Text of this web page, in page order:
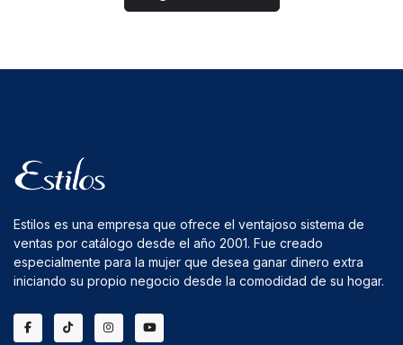
Estilos es una empresa que ofrece el ventajoso sistema de
ventas por catálogo desde el año 2001. Fue creado
especialmente para la mujer que desea ganar dinero extra
iniciando su propio negocio desde la comodidad de su hogar.